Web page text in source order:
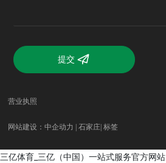
提交
营业执照
网站建设：中企动力 |石家庄|标签
三亿体育_三亿（中国）一站式服务官方网站